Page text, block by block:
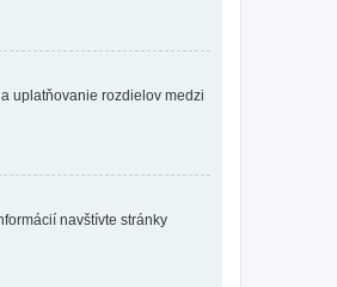
uplatňovanie rozdielov medzi
navštívte stránky